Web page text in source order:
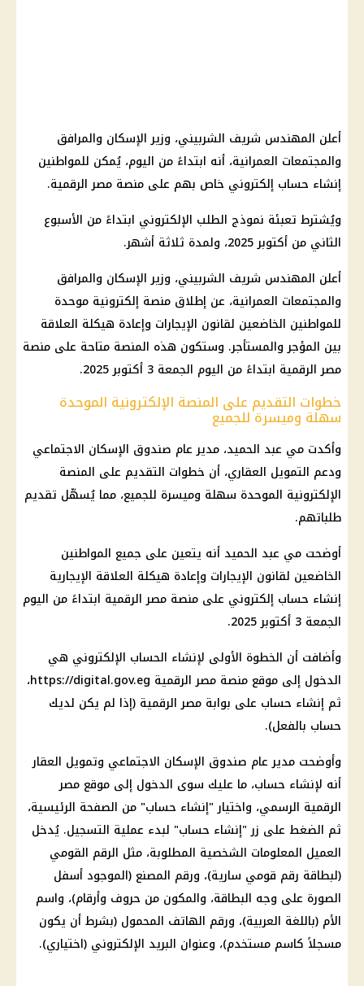
أعلن المهندس شريف الشربيني، وزير الإسكان والمرافق
والمجتمعات العمرانية، أنه ابتداءً من اليوم، يُمكن للمواطنين
إنشاء حساب إلكتروني خاص بهم على منصة مصر الرقمية.
ويُشترط تعبئة نموذج الطلب الإلكتروني ابتداءً من الأسبوع
الثاني من أكتوبر 2025، ولمدة ثلاثة أشهر.
أعلن المهندس شريف الشربيني، وزير الإسكان والمرافق
والمجتمعات العمرانية، عن إطلاق منصة إلكترونية موحدة
للمواطنين الخاضعين لقانون الإيجارات وإعادة هيكلة العلاقة
بين المؤجر والمستأجر. وستكون هذه المنصة متاحة على منصة
مصر الرقمية ابتداءً من اليوم الجمعة 3 أكتوبر 2025.
خطوات التقديم على المنصة الإلكترونية الموحدة
سهلة وميسرة للجميع
وأكدت مي عبد الحميد، مدير عام صندوق الإسكان الاجتماعي
ودعم التمويل العقاري، أن خطوات التقديم على المنصة
الإلكترونية الموحدة سهلة وميسرة للجميع، مما يُسهّل تقديم
طلباتهم.
أوضحت مي عبد الحميد أنه يتعين على جميع المواطنين
الخاضعين لقانون الإيجارات وإعادة هيكلة العلاقة الإيجارية
إنشاء حساب إلكتروني على منصة مصر الرقمية ابتداءً من اليوم
الجمعة 3 أكتوبر 2025.
وأضافت أن الخطوة الأولى لإنشاء الحساب الإلكتروني هي
الدخول إلى موقع منصة مصر الرقمية https://digital.gov.eg،
ثم إنشاء حساب على بوابة مصر الرقمية (إذا لم يكن لديك
حساب بالفعل).
وأوضحت مدير عام صندوق الإسكان الاجتماعي وتمويل العقار
أنه لإنشاء حساب، ما عليك سوى الدخول إلى موقع مصر
الرقمية الرسمي، واختيار "إنشاء حساب" من الصفحة الرئيسية،
ثم الضغط على زر "إنشاء حساب" لبدء عملية التسجيل. يُدخل
العميل المعلومات الشخصية المطلوبة، مثل الرقم القومي
(لبطاقة رقم قومي سارية)، ورقم المصنع (الموجود أسفل
الصورة على وجه البطاقة، والمكون من حروف وأرقام)، واسم
الأم (باللغة العربية)، ورقم الهاتف المحمول (بشرط أن يكون
مسجلاً كاسم مستخدم)، وعنوان البريد الإلكتروني (اختياري).